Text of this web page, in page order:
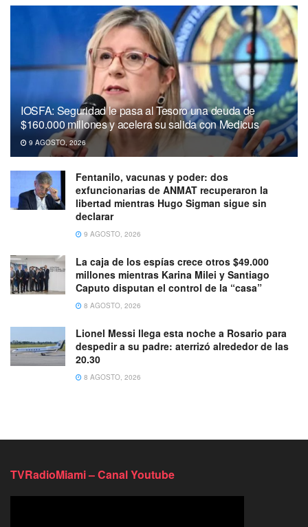
IOSFA: Seguridad le pasa al Tesoro una deuda de
$160.000 millones y acelera su salida con Medicus
9 AGOSTO, 2026
Fentanilo, vacunas y poder: dos
exfuncionarias de ANMAT recuperaron la
libertad mientras Hugo Sigman sigue sin
declarar
9 AGOSTO, 2026
La caja de los espías crece otros $49.000
millones mientras Karina Milei y Santiago
Caputo disputan el control de la “casa”
8 AGOSTO, 2026
Lionel Messi llega esta noche a Rosario para
despedir a su padre: aterrizó alrededor de las
20.30
8 AGOSTO, 2026
TVRadioMiami – Canal Youtube